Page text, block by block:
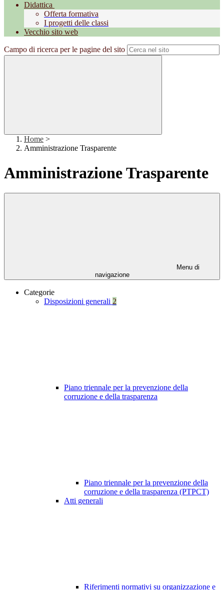
Didattica
Offerta formativa
I progetti delle classi
Vecchio sito web
Campo di ricerca per le pagine del sito
Home >
Amministrazione Trasparente
Amministrazione Trasparente
Menu di
navigazione
Categorie
Disposizioni generali 2
Piano triennale per la prevenzione della
corruzione e della trasparenza
Piano triennale per la prevenzione della
corruzione e della trasparenza (PTPCT)
Atti generali
Riferimenti normativi su organizzazione e